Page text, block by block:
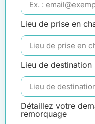
Lieu de prise en
Lieu de destination
Détaillez votre
remorquage